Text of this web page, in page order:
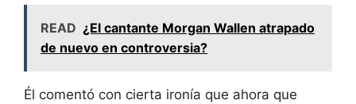
READ ¿El cantante Morgan Wallen atrapado
de nuevo en controversia?
Él comentó con cierta ironía que ahora que